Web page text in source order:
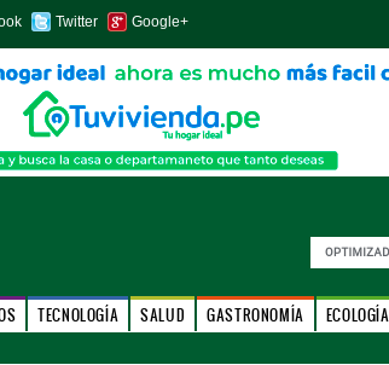
Twitter Google+
TECNOLOGÍA SALUD GASTRONOMÍA ECOLOGÍA